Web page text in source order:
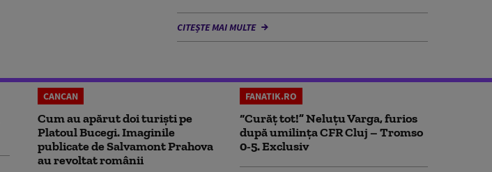
CITEȘTE MAI MULTE
CANCAN
Cum au apărut doi turiști pe
Platoul Bucegi. Imaginile
publicate de Salvamont Prahova
au revoltat românii
FANATIK.RO
“Curăț tot!” Neluțu Varga, furios
după umilința CFR Cluj – Tromso
0-5. Exclusiv